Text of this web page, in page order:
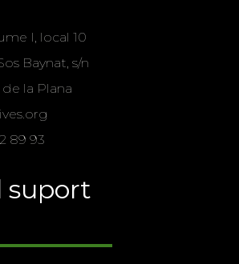
I, local 10
Baynat, s/n
de la Plana
89 93
suport